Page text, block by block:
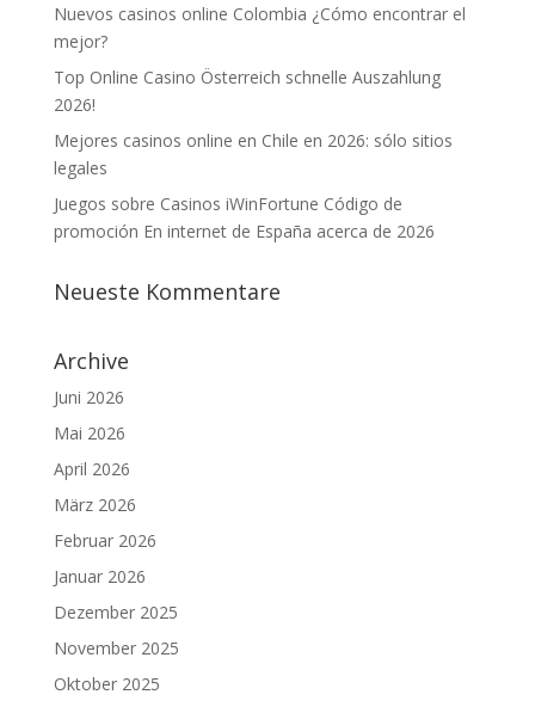
Nuevos casinos online Colombia ¿Cómo encontrar el
mejor?
Top Online Casino Österreich schnelle Auszahlung
2026!
Mejores casinos online en Chile en 2026: sólo sitios
legales
Juegos sobre Casinos iWinFortune Código de
promoción En internet de España acerca de 2026
Neueste Kommentare
Archive
Juni 2026
Mai 2026
April 2026
März 2026
Februar 2026
Januar 2026
Dezember 2025
November 2025
Oktober 2025